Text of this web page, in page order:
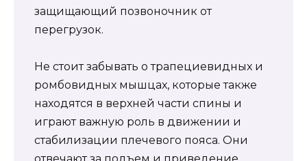
защищающий позвоночник от
перегрузок.
Не стоит забывать о трапециевидных и
ромбовидных мышцах, которые также
находятся в верхней части спины и
играют важную роль в движении и
стабилизации плечевого пояса. Они